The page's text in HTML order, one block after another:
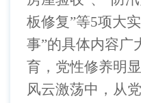
板修复”等5项大
事”的具体内容广
育，党性修养明
风云激荡中，从